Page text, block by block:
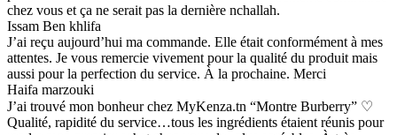
chez vous et ça ne serait pas la dernière nchallah.
Issam Ben khlifa
J’ai reçu aujourd’hui ma commande. Elle était conformément à mes
attentes. Je vous remercie vivement pour la qualité du produit mais
aussi pour la perfection du service. À la prochaine. Merci
Haifa marzouki
J’ai trouvé mon bonheur chez MyKenza.tn “Montre Burberry” ♡
Qualité, rapidité du service…tous les ingrédients étaient réunis pour